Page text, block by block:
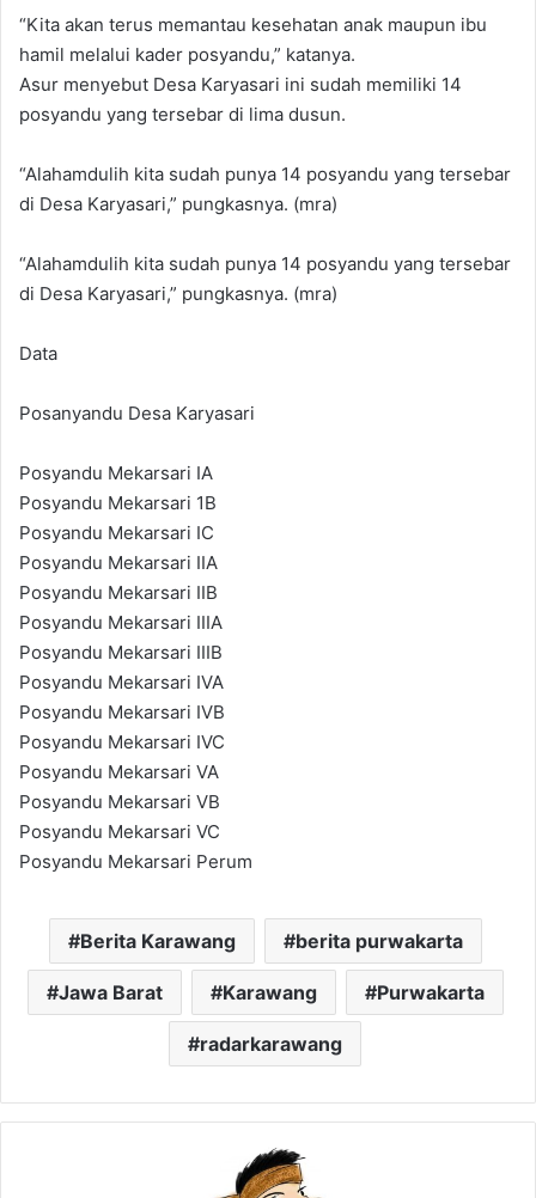
“Kita akan terus memantau kesehatan anak maupun ibu
hamil melalui kader posyandu,” katanya.
Asur menyebut Desa Karyasari ini sudah memiliki 14
posyandu yang tersebar di lima dusun.
“Alahamdulih kita sudah punya 14 posyandu yang tersebar
di Desa Karyasari,” pungkasnya. (mra)
“Alahamdulih kita sudah punya 14 posyandu yang tersebar
di Desa Karyasari,” pungkasnya. (mra)
Data
Posanyandu Desa Karyasari
Posyandu Mekarsari IA
‎Posyandu Mekarsari 1B
Posyandu Mekarsari IC
Posyandu Mekarsari IIA
Posyandu Mekarsari IIB
Posyandu Mekarsari IIIA
Posyandu Mekarsari IIIB
Posyandu Mekarsari IVA
Posyandu Mekarsari IVB
Posyandu Mekarsari IVC
Posyandu Mekarsari VA
Posyandu Mekarsari VB
Posyandu Mekarsari VC
Posyandu Mekarsari Perum
Berita Karawang berita purwakarta
Jawa Barat Karawang Purwakarta
radarkarawang